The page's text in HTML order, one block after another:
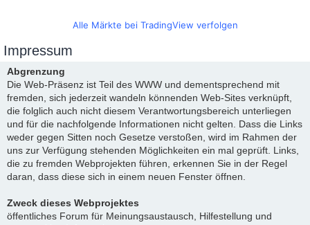
Alle Märkte bei TradingView verfolgen
Impressum
Abgrenzung
Die Web-Präsenz ist Teil des WWW und dementsprechend mit
fremden, sich jederzeit wandeln könnenden Web-Sites verknüpft,
die folglich auch nicht diesem Verantwortungsbereich unterliegen
und für die nachfolgende Informationen nicht gelten. Dass die Links
weder gegen Sitten noch Gesetze verstoßen, wird im Rahmen der
uns zur Verfügung stehenden Möglichkeiten ein mal geprüft. Links,
die zu fremden Webprojekten führen, erkennen Sie in der Regel
daran, dass diese sich in einem neuen Fenster öffnen.
Zweck dieses Webprojektes
öffentliches Forum für Meinungsaustausch, Hilfestellung und